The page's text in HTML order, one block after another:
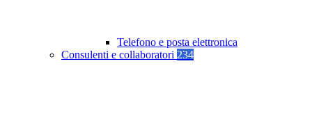
Telefono e posta elettronica
Consulenti e collaboratori 234